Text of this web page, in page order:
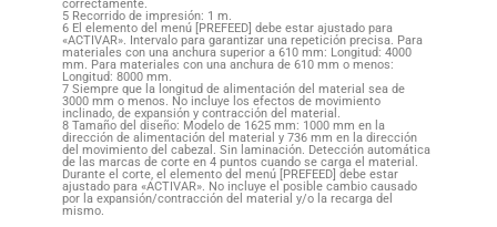
correctamente.
5 Recorrido de impresión: 1 m.
6 El elemento del menú [PREFEED] debe estar ajustado para
«ACTIVAR». Intervalo para garantizar una repetición precisa. Para
materiales con una anchura superior a 610 mm: Longitud: 4000
mm. Para materiales con una anchura de 610 mm o menos:
Longitud: 8000 mm.
7 Siempre que la longitud de alimentación del material sea de
3000 mm o menos. No incluye los efectos de movimiento
inclinado, de expansión y contracción del material.
8 Tamaño del diseño: Modelo de 1625 mm: 1000 mm en la
dirección de alimentación del material y 736 mm en la dirección
del movimiento del cabezal. Sin laminación. Detección automática
de las marcas de corte en 4 puntos cuando se carga el material.
Durante el corte, el elemento del menú [PREFEED] debe estar
ajustado para «ACTIVAR». No incluye el posible cambio causado
por la expansión/contracción del material y/o la recarga del
mismo.